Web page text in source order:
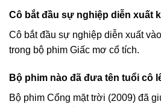
Cô bắt đầu sự nghiệp diễn xuất
Cô bắt đầu sự nghiệp diễn xuất
trong bộ phim Giấc mơ cổ tích.
Bộ phim nào đã đưa tên tuổi cô
Bộ phim Cổng mặt trời (2009) đã